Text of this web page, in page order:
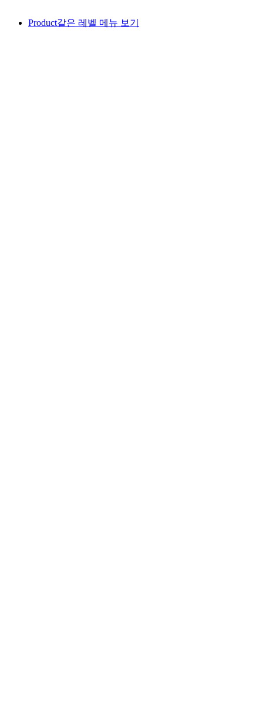
Product같은 레벨 메뉴 보기